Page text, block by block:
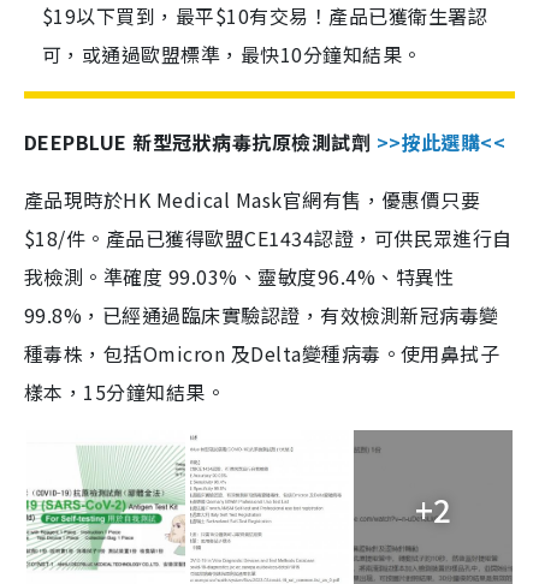
$19以下買到，最平$10有交易！產品已獲衛生署認
可，或通過歐盟標準，最快10分鐘知結果。
DEEPBLUE 新型冠狀病毒抗原檢測試劑 >>按此選購<<
產品現時於HK Medical Mask官網有售，優惠價只要
$18/件。產品已獲得歐盟CE1434認證，可供民眾進行自
我檢測。準確度 99.03%、靈敏度96.4%、特異性
99.8%，已經通過臨床實驗認證，有效檢測新冠病毒變
種毒株，包括Omicron 及Delta變種病毒。使用鼻拭子
樣本，15分鐘知結果。
+2